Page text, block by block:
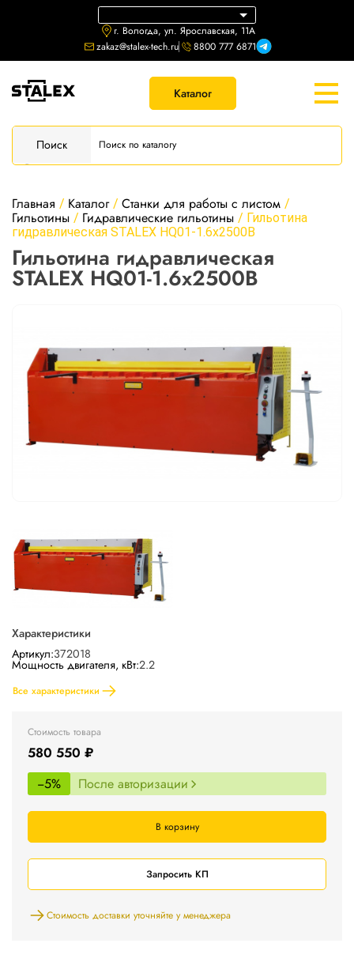
г. Вологда, ул. Ярославская, 11А
zakaz@stalex-tech.ru
8800 777 6871
Каталог
Поиск
Главная / Каталог / Станки для работы с листом /
Гильотины / Гидравлические гильотины / Гильотина
гидравлическая STALEX HQ01-1.6x2500B
Гильотина гидравлическая
STALEX HQ01-1.6x2500B
Характеристики
Артикул:372018
Мощность двигателя, кВт:2.2
Все характеристики
Стоимость товара
580 550 ₽
−5% После авторизации
В корзину
Запросить КП
Стоимость доставки уточняйте у менеджера